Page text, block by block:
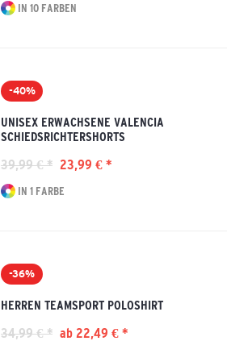
IN 10 FARBEN
-40%
UNISEX ERWACHSENE VALENCIA
SCHIEDSRICHTERSHORTS
39,99 € * 23,99 € *
IN 1 FARBE
-36%
HERREN TEAMSPORT POLOSHIRT
34,99 € * ab 22,49 € *